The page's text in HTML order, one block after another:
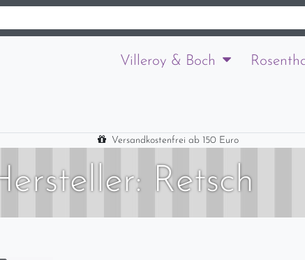
Villeroy & Boch
Versandkostenfrei ab 150 Euro
Retsch